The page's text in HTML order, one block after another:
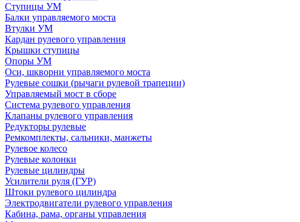
Ступицы УМ
Балки управляемого моста
Втулки УМ
Кардан рулевого управления
Крышки ступицы
Опоры УМ
Оси, шкворни управляемого моста
Рулевые сошки (рычаги рулевой трапеции)
Управляемый мост в сборе
Система рулевого управления
Клапаны рулевого управления
Редукторы рулевые
Ремкомплекты, сальники, манжеты
Рулевое колесо
Рулевые колонки
Рулевые цилиндры
Усилители руля (ГУР)
Штоки рулевого цилиндра
Электродвигатели рулевого управления
Кабина, рама, органы управления